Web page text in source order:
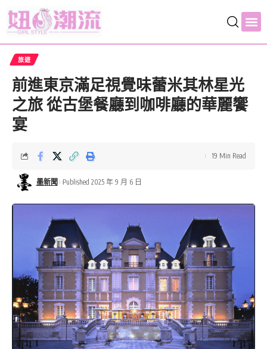
旅遊
前進東京滿足視覺味蕾米其林星光
之旅 從古堡餐廳到咖啡廳的華麗饗
宴
墨新聞 Published 2025 年 9 月 6 日
19 Min Read